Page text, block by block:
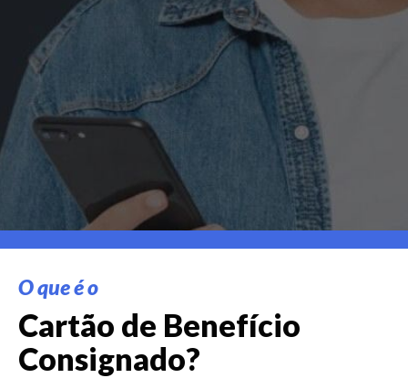
O que é o
Cartão de Benefício
Consignado?